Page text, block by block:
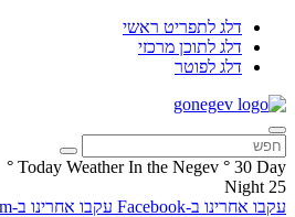
דלג לתפריט ראשי
דלג לתוכן מרכזי
דלג לפוטר
Today Weather In the Negev ° 30 Day
°
25
Night
עקבו אחרינו ב-Facebook
עקבו אחרינו ב-Instagram